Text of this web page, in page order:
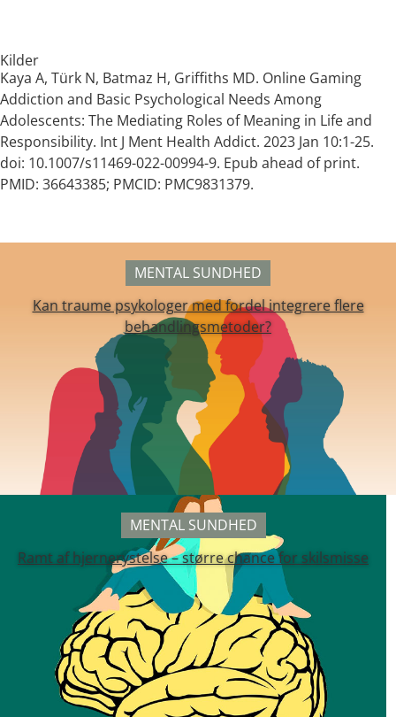
Kilder
Kaya A, Türk N, Batmaz H, Griffiths MD. Online Gaming
Addiction and Basic Psychological Needs Among
Adolescents: The Mediating Roles of Meaning in Life and
Responsibility. Int J Ment Health Addict. 2023 Jan 10:1-25.
doi: 10.1007/s11469-022-00994-9. Epub ahead of print.
PMID: 36643385; PMCID: PMC9831379.
MENTAL SUNDHED
Kan traume psykologer med fordel integrere flere
behandlingsmetoder?
MENTAL SUNDHED
Ramt af hjernerystelse – større chance for skilsmisse